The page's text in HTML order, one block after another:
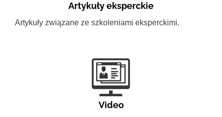
Artykuły eksperckie
Artykuły związane ze szkoleniami eksperckimi.
Video